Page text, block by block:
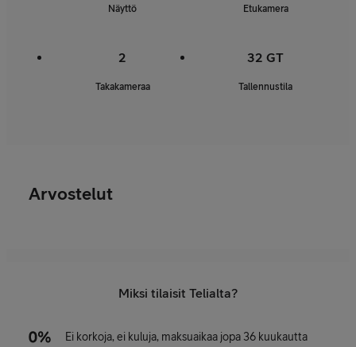
Näyttö Etukamera
2
Takakameraa
32 GT
Tallennustila
Arvostelut
Miksi tilaisit Telialta?
Ei korkoja, ei kuluja, maksuaikaa jopa 36 kuukautta